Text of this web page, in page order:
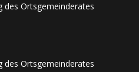
des Ortsgemeinderates
des Ortsgemeinderates